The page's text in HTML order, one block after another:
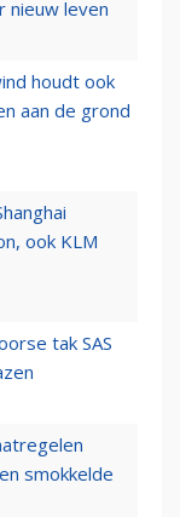
nieuw leven
houdt ook
aan de grond
ook KLM
tak SAS
smokkelde